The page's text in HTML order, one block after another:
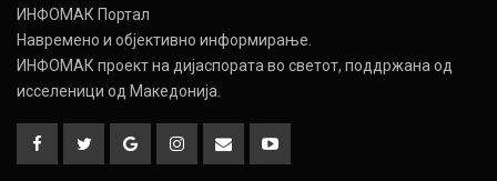
ИНФОМАК Портал
Навремено и објективно информирање.
ИНФОМАК проект на дијаспората во светот, поддржана од
исселеници од Македонија.